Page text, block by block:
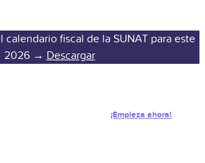
calendario fiscal de la SUNAT para este
2026 → Descargar
¡Empieza ahora!